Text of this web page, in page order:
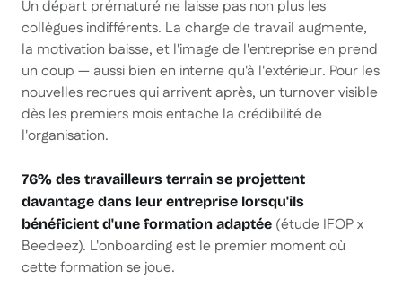
Un départ prématuré ne laisse pas non plus les
collègues indifférents. La charge de travail augmente,
la motivation baisse, et l'image de l'entreprise en prend
un coup — aussi bien en interne qu'à l'extérieur. Pour les
nouvelles recrues qui arrivent après, un turnover visible
dès les premiers mois entache la crédibilité de
l'organisation.
76% des travailleurs terrain se projettent
davantage dans leur entreprise lorsqu'ils
bénéficient d'une formation adaptée (étude IFOP x
Beedeez). L'onboarding est le premier moment où
cette formation se joue.